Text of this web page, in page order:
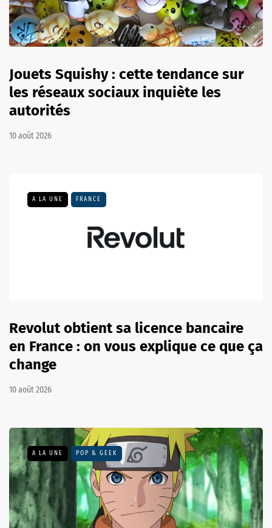
Jouets Squishy : cette tendance sur
les réseaux sociaux inquiète les
autorités
10 août 2026
A LA UNE FRANCE
Revolut obtient sa licence bancaire
en France : on vous explique ce que ça
change
10 août 2026
A LA UNE POP & GEEK